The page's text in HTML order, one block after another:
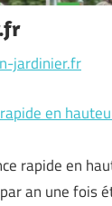
jardinier.fr
en
rapide en
an une fois